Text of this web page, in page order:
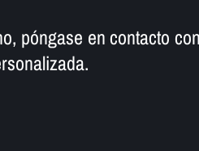
póngase en contacto